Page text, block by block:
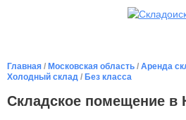
Главная / Московская область / Аренда
Холодный склад / Без класса
Cкладское помещение в